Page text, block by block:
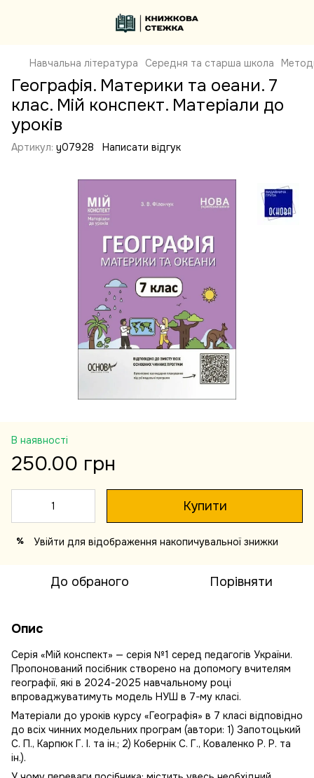
Навчальна література Середня та старша школа
Географія. Материки та оеани. 7
клас. Мій конспект. Матеріали до
уроків
Артикул: y07928 Написати відгук
В наявності
250.00 грн
Купити
% Увійти для відображення накопичувальної знижки
До обраного Порівняти
Опис
Серія «Мій конспект» — серія №1 серед педагогів України.
Пропонований посібник створено на допомогу вчителям
географії, які в 2024-2025 навчальному році
впроваджуватимуть модель НУШ в 7-му класі.
Матеріали до уроків курсу «Географія» в 7 класі відповідно
до всіх чинних модельних програм (автори: 1) Запотоцький
С. П., Карпюк Г. І. та ін.; 2) Кобернік С. Г., Коваленко Р. Р. та
ін.).